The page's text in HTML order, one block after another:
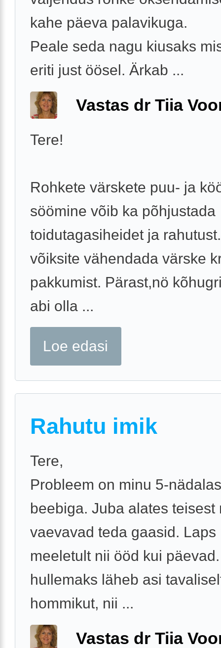
kahe päeva palavikuga.
Peale seda nagu kiusaks
eriti just öösel. Ärkab ...
Vastas dr Tiia
Tere!
Rohkete värskete puu- ja
söömine võib ka põhjustada
toidutagasiheidet ja
võiksite vähendada värske
pakkumist. Pärast,nö
abi olla ...
Loe edasi
Rahutu imik
Tere,
Probleem on minu 5-
beebiga. Juba alates teisest
vaevavad teda gaasid. Laps
meeletult nii ööd kui
hullemaks läheb asi
hommikut, nii ...
Vastas dr Tiia